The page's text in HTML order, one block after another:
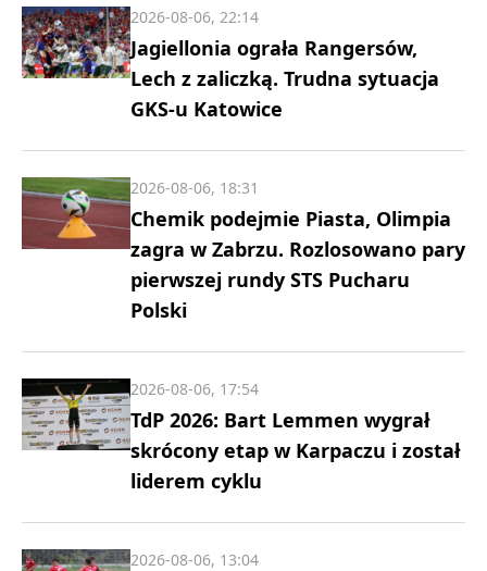
Jagiellonia ograła Rangersów,
Lech z zaliczką. Trudna sytuacja
GKS-u Katowice
2026-08-06, 22:14
Chemik podejmie Piasta, Olimpia
zagra w Zabrzu. Rozlosowano pary
pierwszej rundy STS Pucharu
Polski
2026-08-06, 18:31
TdP 2026: Bart Lemmen wygrał
skrócony etap w Karpaczu i został
liderem cyklu
2026-08-06, 17:54
2026-08-06, 13:04